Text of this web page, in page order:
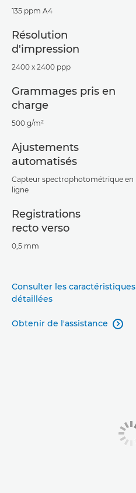
135 ppm A4
Résolution
d'impression
2400 x 2400 ppp
Grammages pris en
charge
500 g/m²
Ajustements
automatisés
Capteur spectrophotométrique en
ligne
Registrations
recto verso
0,5 mm
Consulter les caractéristiques
détaillées
Obtenir de l'assistance 